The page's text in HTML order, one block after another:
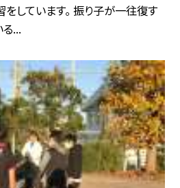
しています。 振り子が一往復す
...